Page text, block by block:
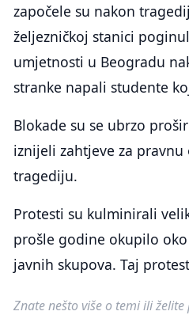
započele su nakon
željezničkoj stanici
umjetnosti u Beogradu
stranke napali studente
Blokade su se ubrzo
iznijeli zahtjeve za
tragediju.
Protesti su kulminirali
prošle godine okupilo
javnih skupova. Taj
Znate nešto više o temi ili